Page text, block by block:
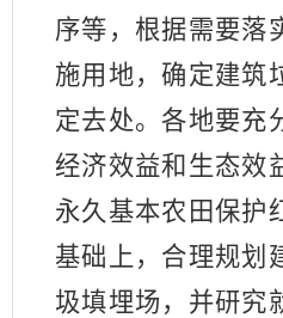
序等，根据需要落
施用地，确定建筑
定去处。各地要充
经济效益和生态效
永久基本农田保护
基础上，合理规划
圾填埋场，并研究